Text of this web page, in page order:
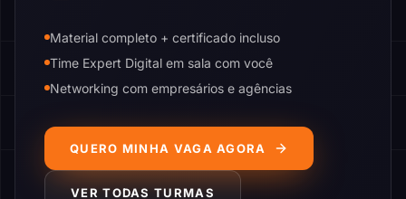
Material completo + certificado incluso
Time Expert Digital em sala com você
Networking com empresários e agências
QUERO MINHA VAGA AGORA
VER TODAS TURMAS